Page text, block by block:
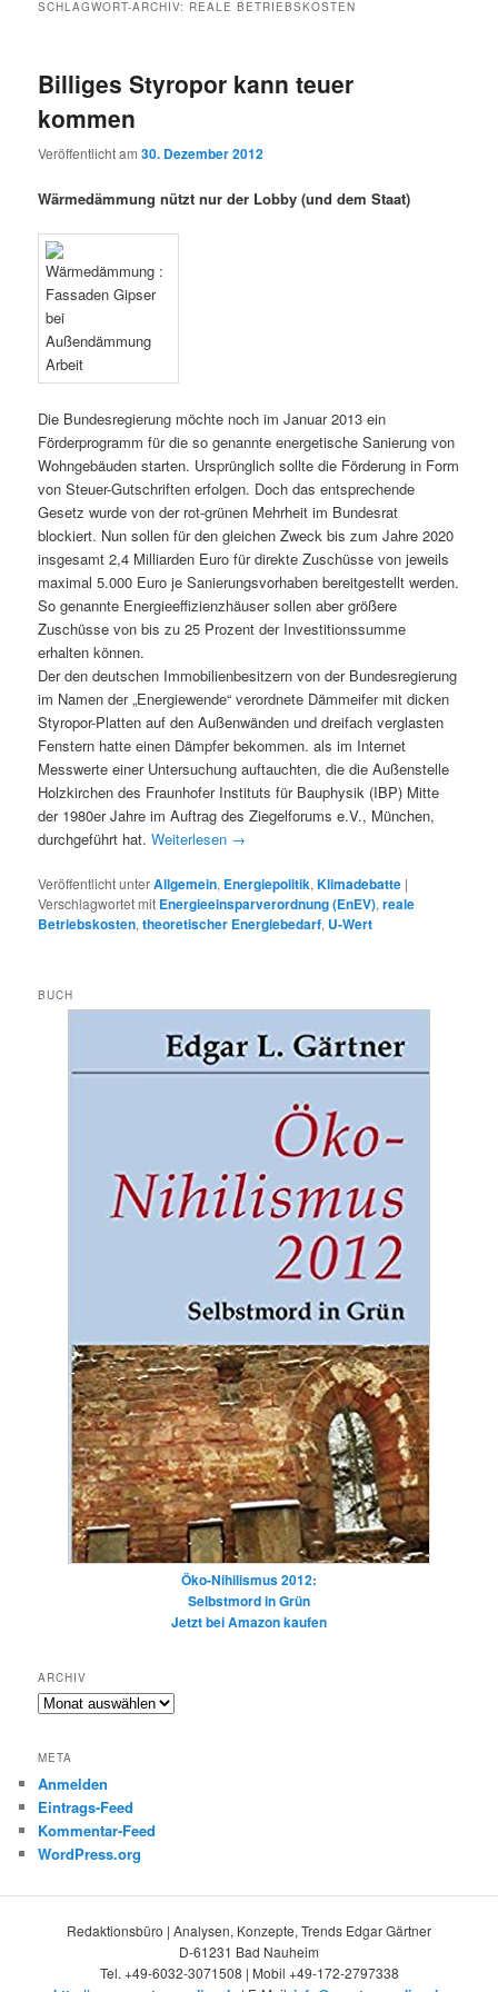
SCHLAGWORT-ARCHIV: REALE BETRIEBSKOSTEN
Billiges Styropor kann teuer
kommen
Veröffentlicht am30. Dezember 2012
Wärmedämmung nützt nur der Lobby (und dem Staat)
Die Bundesregierung möchte noch im Januar 2013 ein
Förderprogramm für die so genannte energetische Sanierung von
Wohngebäuden starten. Ursprünglich sollte die Förderung in Form
von Steuer-Gutschriften erfolgen. Doch das entsprechende
Gesetz wurde von der rot-grünen Mehrheit im Bundesrat
blockiert. Nun sollen für den gleichen Zweck bis zum Jahre 2020
insgesamt 2,4 Milliarden Euro für direkte Zuschüsse von jeweils
maximal 5.000 Euro je Sanierungsvorhaben bereitgestellt werden.
So genannte Energieeffizienzhäuser sollen aber größere
Zuschüsse von bis zu 25 Prozent der Investitionssumme
erhalten können.
Der den deutschen Immobilienbesitzern von der Bundesregierung
im Namen der „Energiewende“ verordnete Dämmeifer mit dicken
Styropor-Platten auf den Außenwänden und dreifach verglasten
Fenstern hatte einen Dämpfer bekommen. als im Internet
Messwerte einer Untersuchung auftauchten, die die Außenstelle
Holzkirchen des Fraunhofer Instituts für Bauphysik (IBP) Mitte
der 1980er Jahre im Auftrag des Ziegelforums e.V., München,
durchgeführt hat.Weiterlesen →
Veröffentlicht unterAllgemein, Energiepolitik,Klimadebatte |
Verschlagwortet mit Energieeinsparverordnung (EnEV),reale
Betriebskosten,theoretischer Energiebedarf, U-Wert
BUCH
Öko-Nihilismus 2012:
Selbstmord in Grün
Jetzt bei Amazon kaufen
ARCHIV
Archiv
META
Anmelden
Eintrags-Feed
Kommentar-Feed
WordPress.org
Redaktionsbüro | Analysen, Konzepte, Trends Edgar Gärtner
D-61231 Bad Nauheim
Tel. +49-6032-3071508 | Mobil +49-172-2797338